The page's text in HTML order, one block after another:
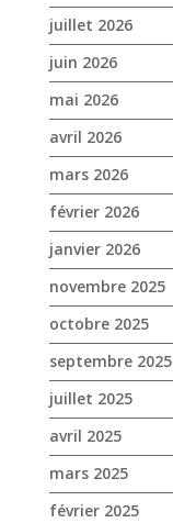
juillet 2026
juin 2026
mai 2026
avril 2026
mars 2026
février 2026
janvier 2026
novembre 2025
octobre 2025
septembre 2025
juillet 2025
avril 2025
mars 2025
février 2025